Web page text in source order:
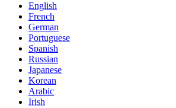
English
French
German
Portuguese
Spanish
Russian
Japanese
Korean
Arabic
Irish